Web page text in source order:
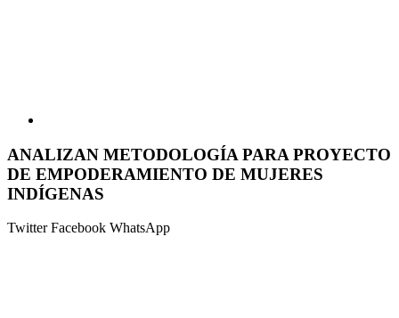
ANALIZAN METODOLOGÍA PARA PROYECTO
DE EMPODERAMIENTO DE MUJERES
INDÍGENAS
TwitterFacebook WhatsApp